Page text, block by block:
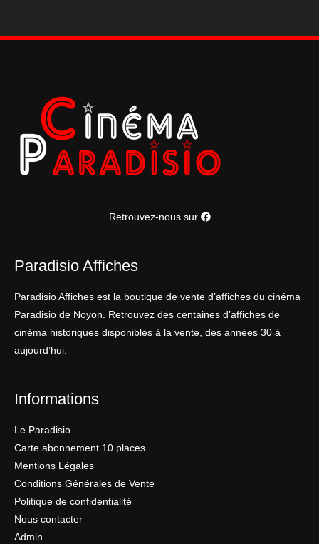
Retrouvez-nous sur
Paradisio Affiches
Paradisio Affiches est la boutique de vente d’affiches du cinéma
Paradisio de Noyon. Retrouvez des centaines d’affiches de
cinéma historiques disponibles à la vente, des années 30 à
aujourd’hui.
Informations
Le Paradisio
Carte abonnement 10 places
Mentions Légales
Conditions Générales de Vente
Politique de confidentialité
Nous contacter
Admin